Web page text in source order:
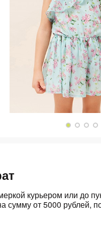
курьером или до
сумму от 5000 рублей,